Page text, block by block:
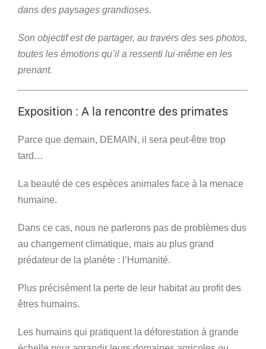
dans des paysages grandioses.
Son objectif est de partager, au travers des ses photos,
toutes les émotions qu’il a ressenti lui-même en les
prenant.
Exposition : A la rencontre des primates
Parce que demain, DEMAIN, il sera peut-être trop
tard…
La beauté de ces espèces animales face à la menace
humaine.
Dans ce cas, nous ne parlerons pas de problèmes dus
au changement climatique, mais au plus grand
prédateur de la planète : l’Humanité.
Plus précisément la perte de leur habitat au profit des
êtres humains.
Les humains qui pratiquent la déforestation à grande